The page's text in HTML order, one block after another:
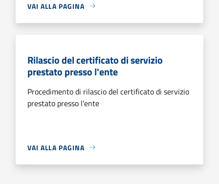
VAI ALLA PAGINA
Rilascio del certificato di servizio
prestato presso l'ente
Procedimento di rilascio del certificato di servizio
prestato presso l'ente
VAI ALLA PAGINA